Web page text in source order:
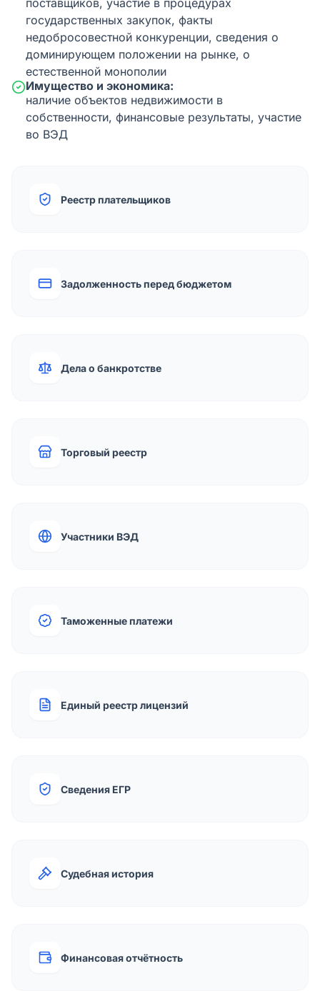
поставщиков, участие в процедурах
государственных закупок, факты
недобросовестной конкуренции, сведения о
доминирующем положении на рынке, о
естественной монополии
Имущество и экономика:
наличие объектов недвижимости в
собственности, финансовые результаты, участие
во ВЭД
Реестр плательщиков
Задолженность перед бюджетом
Дела о банкротстве
Торговый реестр
Участники ВЭД
Таможенные платежи
Единый реестр лицензий
Сведения ЕГР
Судебная история
Финансовая отчётность